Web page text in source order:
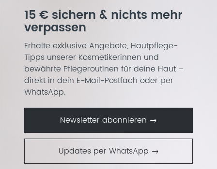
15 € sichern & nichts mehr
verpassen
Erhalte exklusive Angebote, Hautpflege-
Tipps unserer Kosmetikerinnen und
bewährte Pflegeroutinen für deine Haut –
direkt in dein E-Mail-Postfach oder per
WhatsApp.
Newsletter abonnieren →
Updates per WhatsApp →